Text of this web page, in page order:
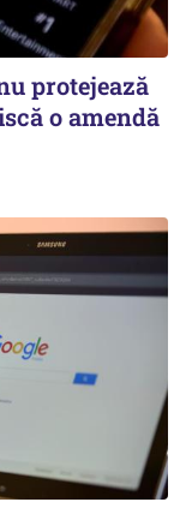
protejează
o amendă